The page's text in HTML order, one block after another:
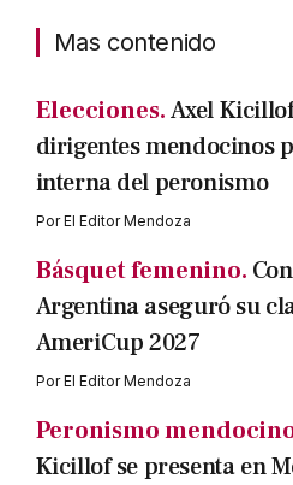
Mas contenido
Elecciones.Axel
dirigentes mendocinos
interna del peronismo
PorEl Editor Mendoza
Básquet femenino.
Argentina aseguró su
AmeriCup 2027
PorEl Editor Mendoza
Peronismo
Kicillof se presenta en